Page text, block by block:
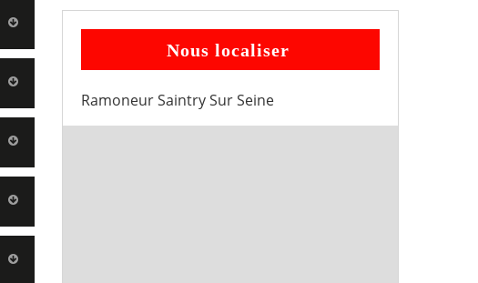
Nous localiser
Ramoneur Saintry Sur Seine